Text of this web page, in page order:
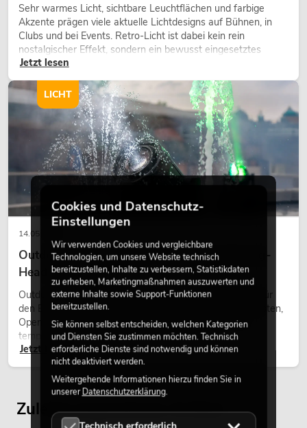
FUTURELIGHT
No. 51839975
Sehr warmes Licht, sichtbare Leuchtflächen und farbige
Akzente prägen viele aktuelle Lichtdesigns auf Bühnen, in
Clubs und bei Events. Retro-Licht ist dabei kein rein
nostalgischer Effekt, sondern ein bewusst eingesetztes
Gestaltungsmittel: Es schafft Atmosphäre, gibt Szenen
wirken lassen.
Jetzt lesen
14.05.2026
Outdoor Moving-Heads: Wetterfeste Moving-
Heads bei Events
Outdoor Moving-Heads sind bewegliche Scheinwerfer für
den Einsatz im Freien. Sie werden bei Festivals, Stadtfesten,
Open-Air-Konzerten, Architekturinszenierungen und
temporären Außeninstallationen eingesetzt.
Jetzt lesen
LICHT
Zuletzt angesehene Artikel
Cookies und Datenschutz-
Einstellungen
Wir verwenden Cookies und vergleichbare
Technologien, um unsere Website technisch
bereitzustellen, Inhalte zu verbessern, Statistikdaten
zu erheben, Marketingmaßnahmen auszuwerten und
externe Inhalte sowie Support-Funktionen
bereitzustellen.
Sie können selbst entscheiden, welchen Kategorien
und Diensten Sie zustimmen möchten. Technisch
erforderliche Dienste sind notwendig und können
nicht deaktiviert werden.
Weitergehende Informationen hierzu finden Sie in
unsererDatenschutzerklärung.